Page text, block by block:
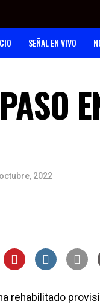
SEÑAL EN VIVO
2022
rehabilitado